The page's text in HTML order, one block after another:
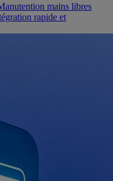
mains libres
rapide et